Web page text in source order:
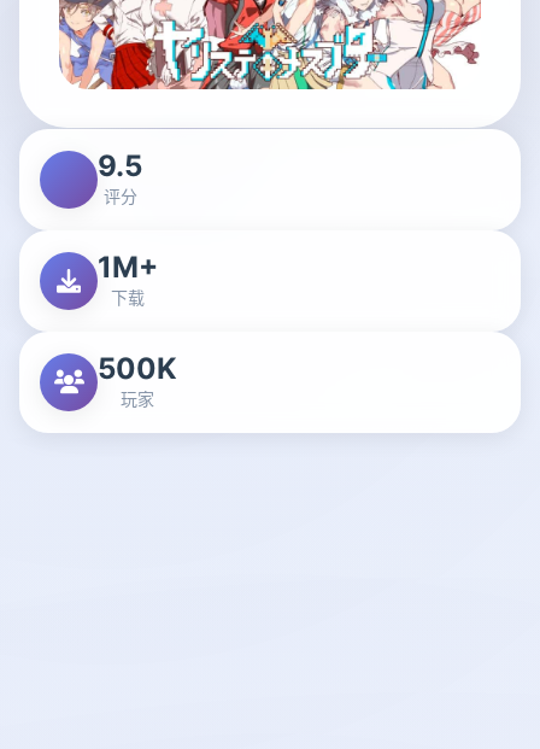
9.5
评分
1M+
下载
500K
玩家